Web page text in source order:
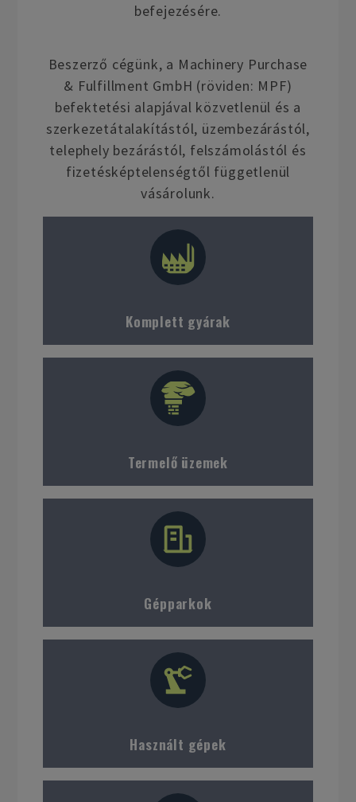
befejezésére.
Beszerző cégünk, a Machinery Purchase
& Fulfillment GmbH (röviden: MPF)
befektetési alapjával közvetlenül és a
szerkezetátalakítástól, üzembezárástól,
telephely bezárástól, felszámolástól és
fizetésképtelenségtől függetlenül
vásárolunk.
Komplett gyárak
Termelő üzemek
Gépparkok
Használt gépek